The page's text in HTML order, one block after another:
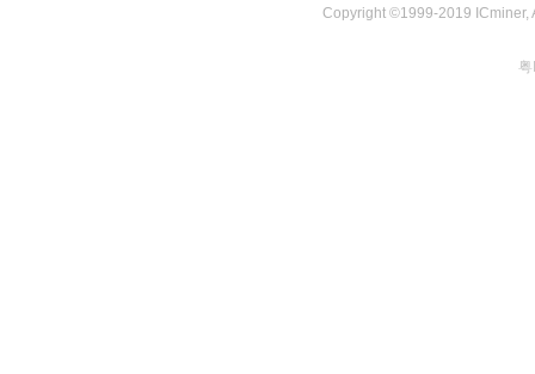
Copyright ©1999-2019 ICminer,